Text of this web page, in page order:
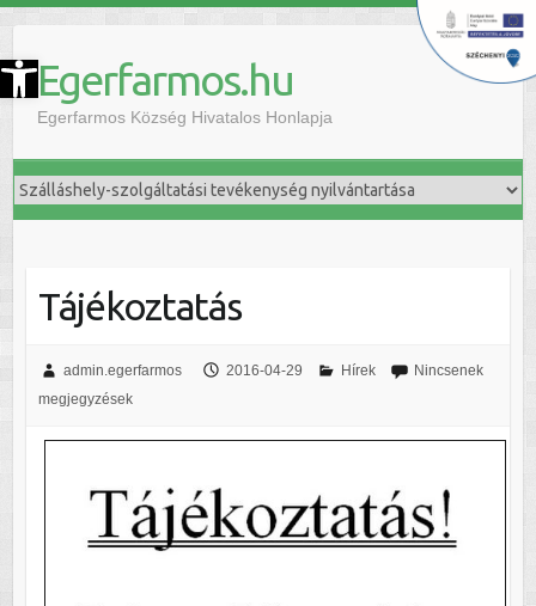
Eszköztár megnyitása Egerfarmos.hu
Egerfarmos Község Hivatalos Honlapja
Tájékoztatás
admin.egerfarmos 2016-04-29 Hírek
Nincsenek
megjegyzések